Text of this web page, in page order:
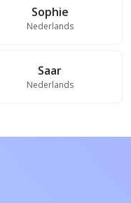
Sophie
Nederlands
Saar
Nederlands